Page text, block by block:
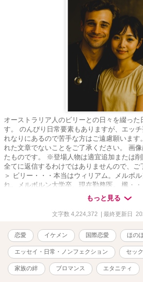
オーストラリア人のビリーとの日々を綴った
す。 のんびり日常要素もありますが、エッ
れなりにあるので苦手な方はご遠慮願います
れた文章でないことをご了承ください。 画
たものです。 ※登場人物は適宜追加または
全てに返信するわけではありませんので、ご
＞ ビリー・・・本当はウィリアム。メルボ
れ。メルボルン大学卒、現在勤務医。 楓・
校の事務員。ビリーの家族とか知り合いは「
ェン・・・ビリーのお母さん。ブティック経
ビリーの妹。教師。サーフィン大好き。ブ
空エンジニア。 父と母・・・名前は「ジュ
住んでいる。 ザンダー・・・ビリーの甥。
娘。 ＜病院関係者＞ フレッド・・・コリン
のお友達。 コリン・・・整形外科医。私の
リーの同僚で大学時代からの大親友。今では
デニー・・・産婦人科医。テッドと交際して
もっと見る
文字数 4,224,372 | 最終更新日
恋愛 イケメン 国際恋愛 ほの
エッセイ・日常・ノンフェクション セッ
家族の絆 ブロマンス エタニティ